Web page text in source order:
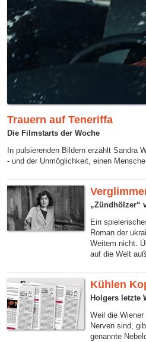
Trauern auf Teneriffa
Die Filmstarts der Woche
In pulsierenden Bildern erzählt Sandra
- und der Unmöglichkeit, einen
„Zündhölzer“
Ein
Roman der
Weitem nicht.
auf die Welt
Kühlen
Holgers letzte
Weil die
Nerven sind,
genannte